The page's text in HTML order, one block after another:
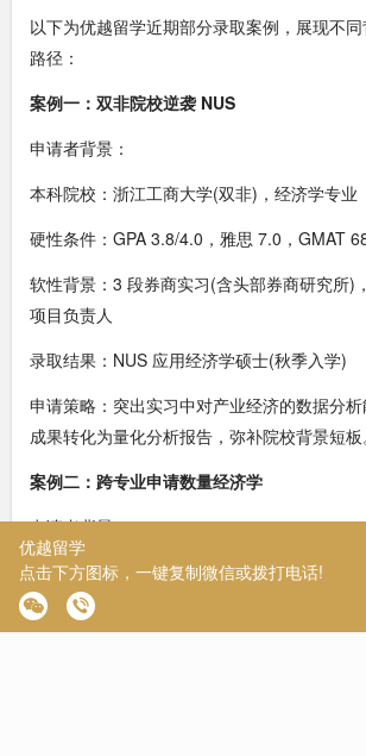
以下为优越留学近期部分录取案例，展现不
路径：
案例一：双非院校逆袭 NUS
申请者背景：
本科院校：浙江工商大学(双非)，经济学专业
硬性条件：GPA 3.8/4.0，雅思 7.0，GMAT
软性背景：3 段券商实习(含头部券商研究所)
项目负责人
录取结果：NUS 应用经济学硕士(秋季入学)
申请策略：突出实习中对产业经济的数据分
成果转化为量化分析报告，弥补院校背景短板。
案例二：跨专业申请数量经济学
申请者背景：
本科院校：华中科技大学，数学与应用数学专业
硬性条件：GPA 3.9/4.0，雅思 7.5，GRE